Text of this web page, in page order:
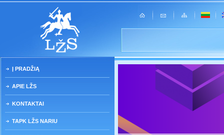
Į PRADŽIĄ
APIE LŽS
KONTAKTAI
TAPK LŽS NARIU